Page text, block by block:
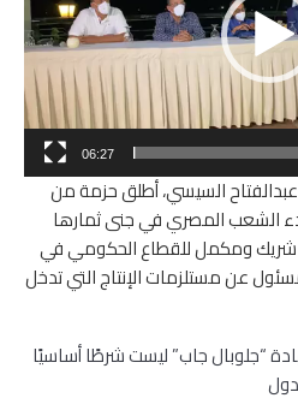
06:27
عبدالفتاح السيسي، أطلق حزمة من
الشعب المصري في جنى ثمارها
شريك ومكمل للقطاع الحكومي في
عن مستلزمات الإنتاج التي تدخل
“جلوبال جاب” ليست شرطًا أساسيًا